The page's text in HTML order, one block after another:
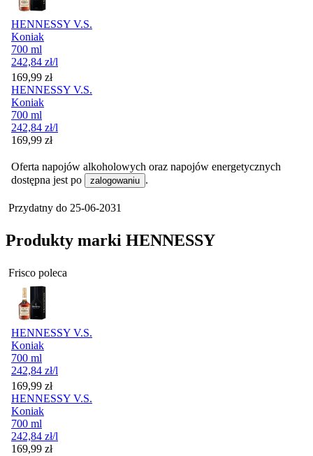
HENNESSY V.S.
Koniak
700 ml
242,84 zł/l
Cena
169,99 zł
HENNESSY V.S.
Koniak
700 ml
242,84 zł/l
Cena
169,99 zł
Oferta napojów alkoholowych oraz napojów energetycznych
dostępna jest po
zalogowaniu .
Przydatny do 25-06-2031
Produkty marki HENNESSY
Frisco poleca
HENNESSY V.S.
Koniak
700 ml
242,84 zł/l
Cena
169,99 zł
HENNESSY V.S.
Koniak
700 ml
242,84 zł/l
Cena
169,99 zł